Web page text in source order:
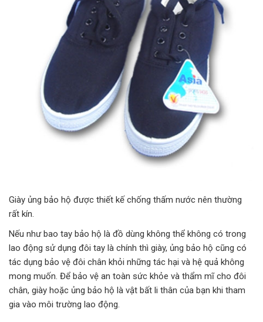
Giày ủng bảo hộ được thiết kế chống thấm nước nên thường
rất kín.
Nếu như bao tay bảo hộ là đồ dùng không thể không có trong
lao động sử dụng đôi tay là chính thì giày, ủng bảo hộ cũng có
tác dụng bảo vệ đôi chân khỏi những tác hại và hệ quả không
mong muốn. Để bảo vệ an toàn sức khỏe và thẩm mĩ cho đôi
chân, giày hoặc ủng bảo hộ là vật bất li thân của bạn khi tham
gia vào môi trường lao động.